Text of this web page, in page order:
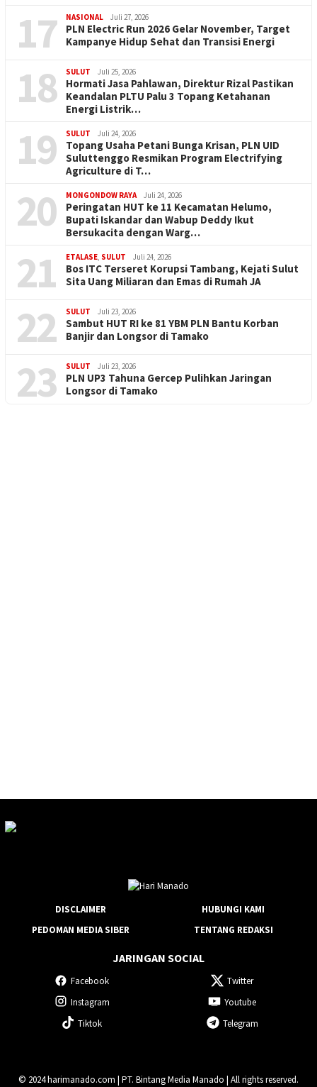
17 NASIONAL Juli 27, 2026
PLN Electric Run 2026 Gelar November, Target
Kampanye Hidup Sehat dan Transisi Energi
18 SULUT Juli 25, 2026
Hormati Jasa Pahlawan, Direktur Rizal Pastikan
Keandalan PLTU Palu 3 Topang Ketahanan
Energi Listrik…
19 SULUT Juli 24, 2026
Topang Usaha Petani Bunga Krisan, PLN UID
Suluttenggo Resmikan Program Electrifying
Agriculture di T…
20 MONGONDOW RAYA Juli 24, 2026
Peringatan HUT ke 11 Kecamatan Helumo,
Bupati Iskandar dan Wabup Deddy Ikut
Bersukacita dengan Warg…
21 ETALASE, SULUT Juli 24, 2026
Bos ITC Terseret Korupsi Tambang, Kejati Sulut
Sita Uang Miliaran dan Emas di Rumah JA
22 SULUT Juli 23, 2026
Sambut HUT RI ke 81 YBM PLN Bantu Korban
Banjir dan Longsor di Tamako
23 SULUT Juli 23, 2026
PLN UP3 Tahuna Gercep Pulihkan Jaringan
Longsor di Tamako
DISCLAIMER
HUBUNGI KAMI
PEDOMAN MEDIA SIBER
TENTANG REDAKSI
JARINGAN SOCIAL
Facebook
Twitter
Instagram
Youtube
Tiktok
Telegram
© 2024 harimanado.com | PT. Bintang Media Manado | All rights reserved.